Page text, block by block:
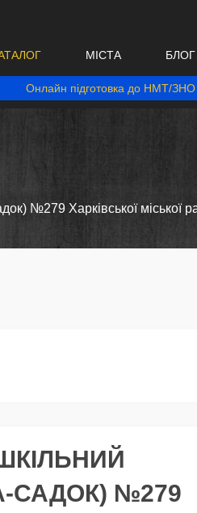
МІСТА БЛОГ
Онлайн підготовка до НМТ/ЗНО
№279 Харківської міської
САДОК) №279